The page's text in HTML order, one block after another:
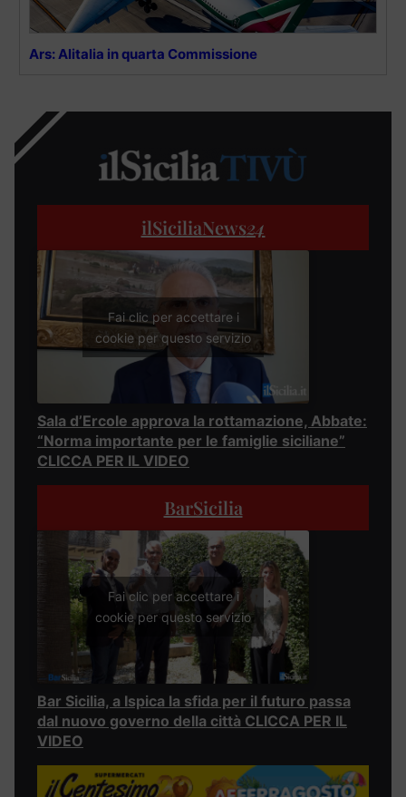
Ars: Alitalia in quarta Commissione
ilSiciliaNews24
Fai clic per accettare i
cookie per questo servizio
Sala d’Ercole approva la rottamazione, Abbate:
“Norma importante per le famiglie siciliane”
CLICCA PER IL VIDEO
BarSicilia
Fai clic per accettare i
cookie per questo servizio
Bar Sicilia, a Ispica la sfida per il futuro passa
dal nuovo governo della città CLICCA PER IL
VIDEO